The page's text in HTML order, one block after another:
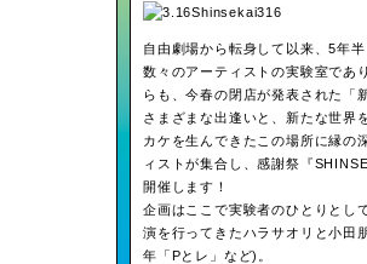
自由劇場から転身して以来、5年
数々のアーティストの実験室であ
らも、今春の閉店が発表された「
さまざまな出逢いと、新たな世界
カケを生んできたこの場所に縁の
ィストが集合し、感謝祭『
開催します！
企画はここで実験者のひとりとし
演を行ってきたハラサオリと小田
年「Pとレ」など)。